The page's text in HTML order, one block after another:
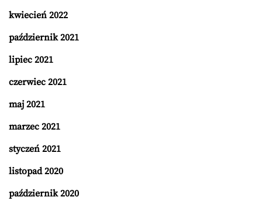
kwiecień 2022
październik 2021
lipiec 2021
czerwiec 2021
maj 2021
marzec 2021
styczeń 2021
listopad 2020
październik 2020